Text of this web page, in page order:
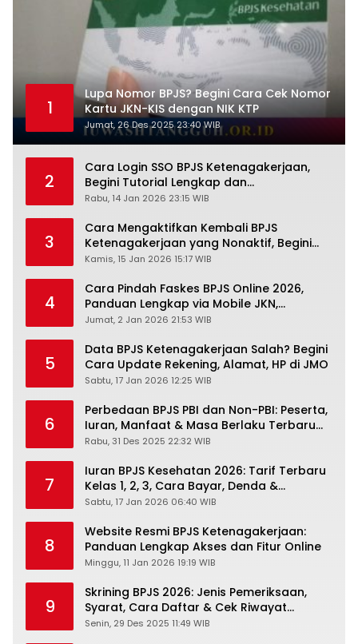
1
Lupa Nomor BPJS? Begini Cara Cek Nomor
Kartu JKN-KIS dengan NIK KTP
Jumat, 26 Des 2025 23:40 WIB
2
Cara Login SSO BPJS Ketenagakerjaan,
Begini Tutorial Lengkap dan
Pengertiannya
Rabu, 14 Jan 2026 23:15 WIB
3
Cara Mengaktifkan Kembali BPJS
Ketenagakerjaan yang Nonaktif, Begini
Panduan Lengkapnya
Kamis, 15 Jan 2026 15:17 WIB
4
Cara Pindah Faskes BPJS Online 2026,
Panduan Lengkap via Mobile JKN,
PANDAWA & Offiline Kantor Cabang
Jumat, 2 Jan 2026 21:53 WIB
5
Data BPJS Ketenagakerjaan Salah? Begini
Cara Update Rekening, Alamat, HP di JMO
Sabtu, 17 Jan 2026 12:25 WIB
6
Perbedaan BPJS PBI dan Non-PBI: Peserta,
Iuran, Manfaat & Masa Berlaku Terbaru
2026
Rabu, 31 Des 2025 22:32 WIB
7
Iuran BPJS Kesehatan 2026: Tarif Terbaru
Kelas 1, 2, 3, Cara Bayar, Denda &
Panduan Lengkap Peserta JKN-KIS
Sabtu, 17 Jan 2026 06:40 WIB
8
Website Resmi BPJS Ketenagakerjaan:
Panduan Lengkap Akses dan Fitur Online
Minggu, 11 Jan 2026 19:19 WIB
9
Skrining BPJS 2026: Jenis Pemeriksaan,
Syarat, Cara Daftar & Cek Riwayat
Kesehatan Gratis
Senin, 29 Des 2025 11:49 WIB